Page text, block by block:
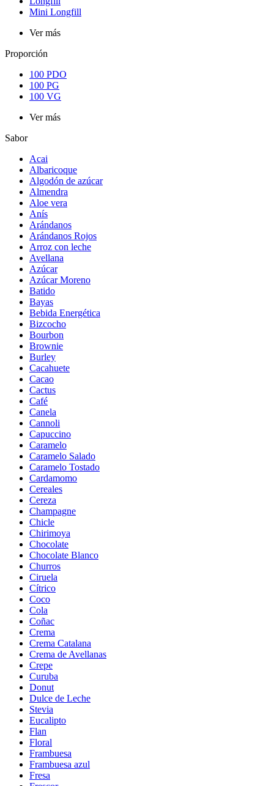
Mini Longfill
Ver más
Proporción
100 PDO
100 PG
100 VG
Ver más
Sabor
Acai
Albaricoque
Algodón de azúcar
Almendra
Aloe vera
Anís
Arándanos
Arándanos Rojos
Arroz con leche
Avellana
Azúcar
Azúcar Moreno
Batido
Bayas
Bebida Energética
Bizcocho
Bourbon
Brownie
Burley
Cacahuete
Cacao
Cactus
Café
Canela
Cannoli
Capuccino
Caramelo
Caramelo Salado
Caramelo Tostado
Cardamomo
Cereales
Cereza
Champagne
Chicle
Chirimoya
Chocolate
Chocolate Blanco
Churros
Ciruela
Cítrico
Coco
Cola
Coñac
Crema
Crema Catalana
Crema de Avellanas
Crepe
Curuba
Donut
Dulce de Leche
Stevia
Eucalipto
Flan
Floral
Frambuesa
Frambuesa azul
Fresa